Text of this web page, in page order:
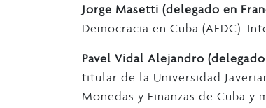
Jorge Masetti (delegado en
Democracia en Cuba (AFDC).
Pavel Vidal Alejandro
titular de la Universidad
Monedas y Finanzas de Cuba y